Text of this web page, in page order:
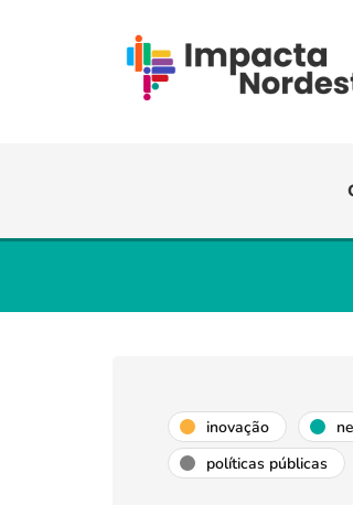
inovação
políticas públicas